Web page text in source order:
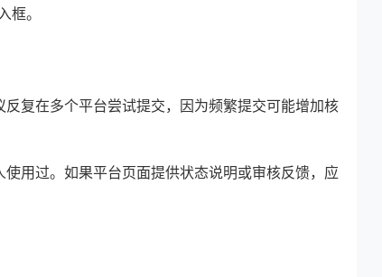
框。
复在多个平台尝试提交，因为频繁提交可能增加核
用过。如果平台页面提供状态说明或审核反馈，应